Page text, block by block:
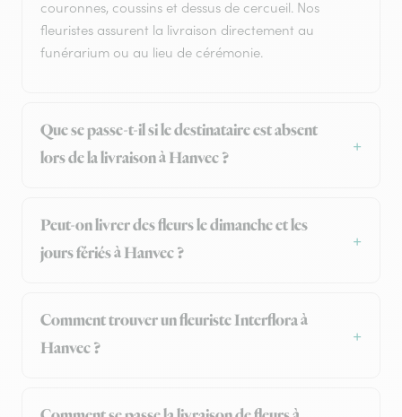
couronnes, coussins et dessus de cercueil. Nos
fleuristes assurent la livraison directement au
funérarium ou au lieu de cérémonie.
Que se passe-t-il si le destinataire est absent
lors de la livraison à Hanvec ?
Peut-on livrer des fleurs le dimanche et les
jours fériés à Hanvec ?
Comment trouver un fleuriste Interflora à
Hanvec ?